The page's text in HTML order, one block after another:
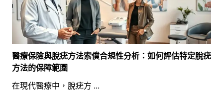
醫療保險與脫疣方法索償合規性分析：如何評估特定脫疣
方法的保障範圍
在現代醫療中，脫疣方 ...